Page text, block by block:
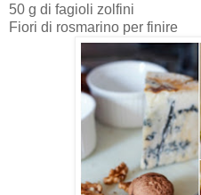
50 g di fagioli zolfini
Fiori di rosmarino per finire